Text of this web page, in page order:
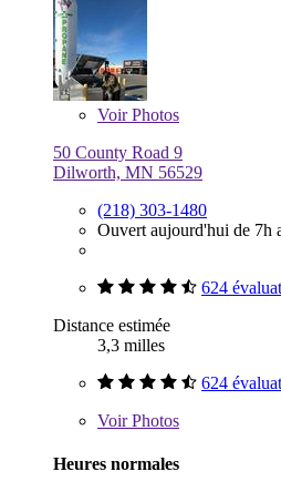
VoirPhotos
50 County Road 9
Dilworth, MN 56529
(218) 303-1480
Ouvert aujourd'hui de 7h
624
Distance estimée
3,3 milles
624
VoirPhotos
Heures normales